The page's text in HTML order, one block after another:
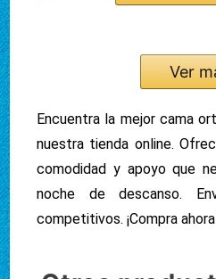
Ver
Encuentra la mejor cama
nuestra tienda online.
comodidad y apoyo que
noche de descanso.
competitivos. ¡Compra